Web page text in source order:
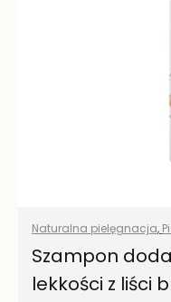
Naturalna pielęgnacja,
produkty
Szampon
lekkości z liści